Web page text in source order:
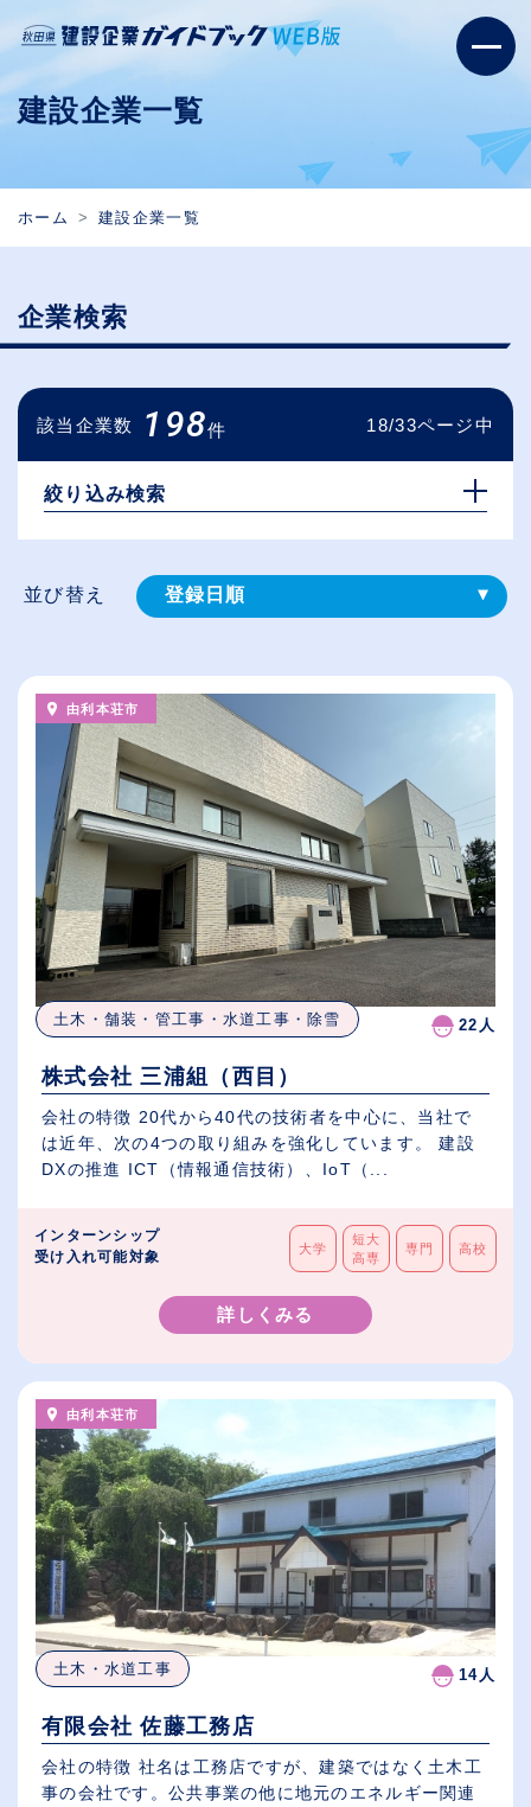
建設企業一覧
ホーム 建設企業一覧
企業検索
該当企業数 198件 18/33ページ中
絞り込み検索
並び替え 登録⽇順
（⾼卒の給与を基準）
従業員が多い順
休日数が多い順
由利本荘市
土木・舗装・管工事・水道工事・除雪 22人
株式会社 三浦組（西目）
会社の特徴 20代から40代の技術者を中心に、当社で
は近年、次の4つの取り組みを強化しています。 建設
DXの推進 ICT（情報通信技術）、IoT（...
インターンシップ
受け入れ可能対象
大学
短大
高専
専門 高校
詳しくみる
由利本荘市
土木・水道工事 14人
有限会社 佐藤工務店
会社の特徴 社名は工務店ですが、建築ではなく土木工
事の会社です。公共事業の他に地元のエネルギー関連